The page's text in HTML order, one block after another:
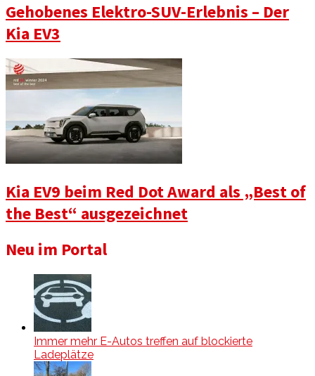
Gehobenes Elektro-SUV-Erlebnis – Der
Kia EV3
Kia EV9 beim Red Dot Award als „Best of
the Best“ ausgezeichnet
Neu im Portal
Immer mehr E-Autos treffen auf blockierte
Ladeplätze